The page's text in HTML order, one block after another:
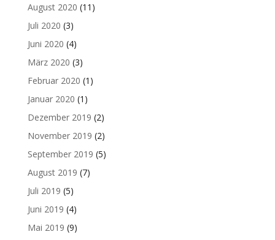
August 2020 (11)
Juli 2020 (3)
Juni 2020 (4)
März 2020 (3)
Februar 2020 (1)
Januar 2020 (1)
Dezember 2019 (2)
November 2019 (2)
September 2019 (5)
August 2019 (7)
Juli 2019 (5)
Juni 2019 (4)
Mai 2019 (9)